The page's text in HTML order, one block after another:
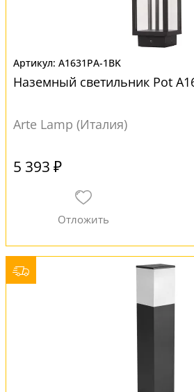
A1631PA-1BK
Наземный светильник Pot
Arte Lamp (Италия)
5 393 ₽